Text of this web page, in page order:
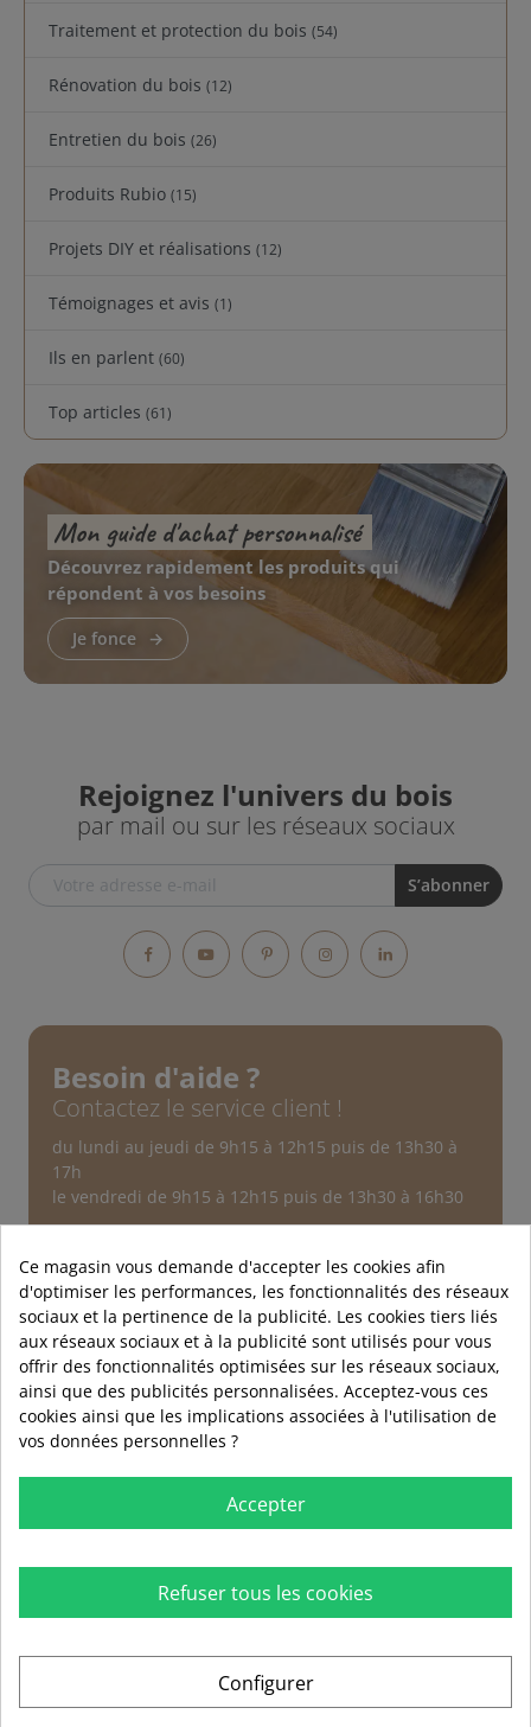
Traitement et protection du bois (54)
Rénovation du bois (12)
Entretien du bois (26)
Produits Rubio (15)
Projets DIY et réalisations (12)
Témoignages et avis (1)
Ils en parlent (60)
Top articles (61)
Mon guide d'achat personnalisé
Découvrez rapidement les produits qui
répondent à vos besoins
Je fonce
Rejoignez l'univers du bois
par mail ou sur les réseaux sociaux
FacebookYouTubePinterestInstagramLinkedIn
Besoin d'aide ?
Contactez le service client !
du lundi au jeudi de 9h15 à 12h15 puis de 13h30 à
17h
le vendredi de 9h15 à 12h15 puis de 13h30 à 16h30
Au sujet d'une commande
Nous contacter
Ce magasin vous demande d'accepter les cookies afin
d'optimiser les performances, les fonctionnalités des réseaux
sociaux et la pertinence de la publicité. Les cookies tiers liés
aux réseaux sociaux et à la publicité sont utilisés pour vous
offrir des fonctionnalités optimisées sur les réseaux sociaux,
ainsi que des publicités personnalisées. Acceptez-vous ces
cookies ainsi que les implications associées à l'utilisation de
vos données personnelles ?
Accepter
Refuser tous les cookies
Configurer